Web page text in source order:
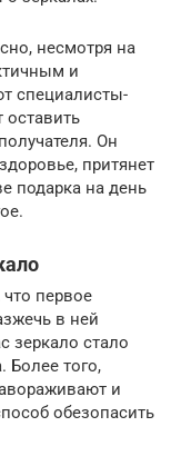
несмотря на
и
специалисты-
оставить
Он
притянет
подарка на день
что первое
в ней
зеркало стало
Более того,
и
обезопасить